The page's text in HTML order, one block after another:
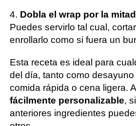
4. Dobla el wrap por la mitad
Puedes servirlo tal cual,
enrollarlo como si fuera un
Esta receta es ideal para
del día, tanto como
comida rápida o cena ligera.
fácilmente personalizable,
anteriores ingredientes